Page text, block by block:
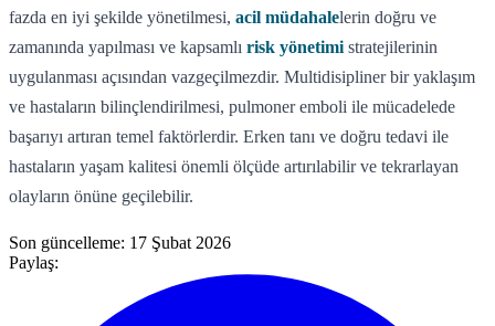
fazda en iyi şekilde yönetilmesi, acil müdahalelerin doğru ve
zamanında yapılması ve kapsamlı risk yönetimi stratejilerinin
uygulanması açısından vazgeçilmezdir. Multidisipliner bir yaklaşım
ve hastaların bilinçlendirilmesi, pulmoner emboli ile mücadelede
başarıyı artıran temel faktörlerdir. Erken tanı ve doğru tedavi ile
hastaların yaşam kalitesi önemli ölçüde artırılabilir ve tekrarlayan
olayların önüne geçilebilir.
Son güncelleme: 17 Şubat 2026
Paylaş: